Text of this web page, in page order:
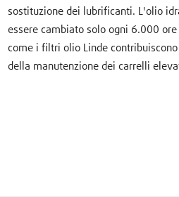
sostituzione dei lubrificanti. L'olio
essere cambiato solo ogni 6.000
come i filtri olio Linde
della manutenzione dei carrelli